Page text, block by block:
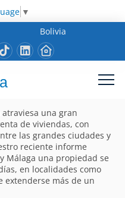
▼
Bolivia
una gran
de viviendas, con
las grandes ciudades y
reciente informe
Málaga una propiedad se
en localidades como
extenderse más de un